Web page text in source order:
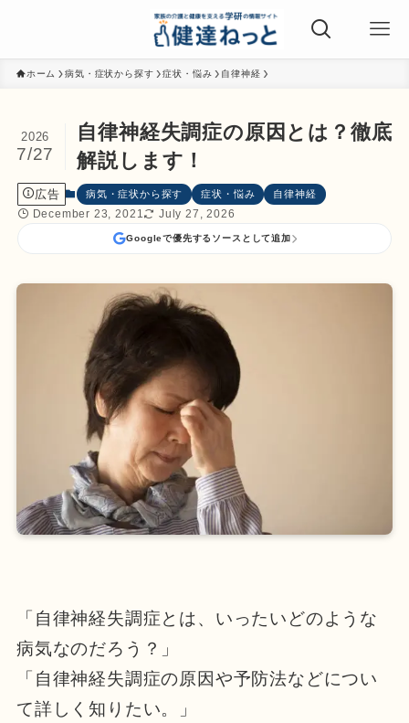
ホーム 病気・症状から探す 症状・悩み 自律神経
自律神経失調症の原因とは？徹底
解説します！
2026
7/27
広告 病気・症状から探す 症状・悩み 自律神経
December 23, 2021 July 27, 2026
Googleで優先するソースとして追加
「自律神経失調症とは、いったいどのような
病気なのだろう？」
「自律神経失調症の原因や予防法などについ
て詳しく知りたい。」